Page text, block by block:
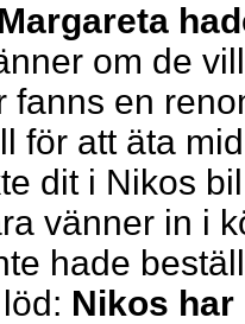
om de
fanns en
för att äta
dit i Nikos
vänner in i
hade
Nikos